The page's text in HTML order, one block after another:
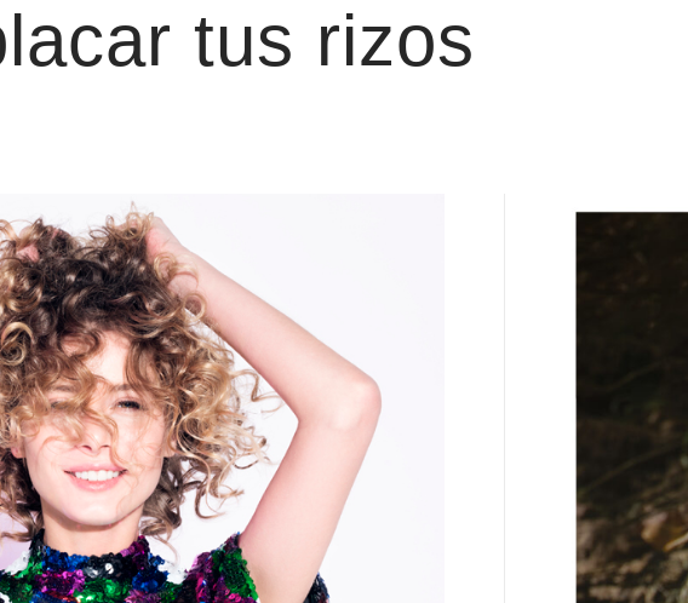
tus rizos